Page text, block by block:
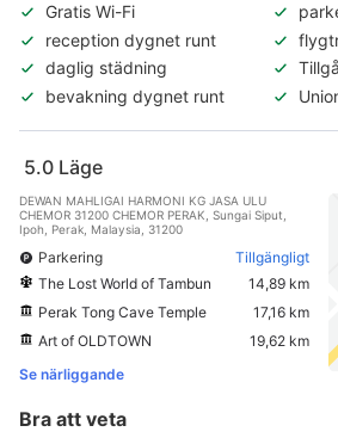
Gratis Wi-Fi
reception dygnet runt
daglig städning
bevakning dygnet runt
5.0 Läge
DEWAN MAHLIGAI HARMONI KG JASA ULU
CHEMOR 31200 CHEMOR PERAK, Sungai Siput,
Ipoh, Perak, Malaysia, 31200
Parkering
Tillgängligt
The Lost World of Tambun
14,89 km
Perak Tong Cave Temple
17,16 km
Art of OLDTOWN
19,62 km
Se närliggande
Bra att veta